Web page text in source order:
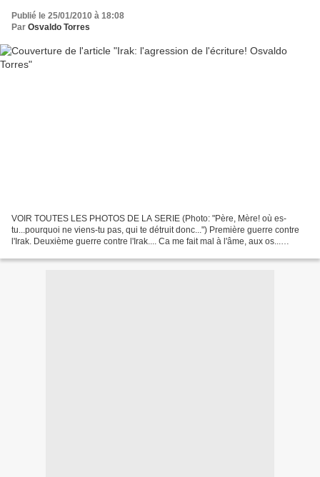
Publié le 25/01/2010 à 18:08
Par Osvaldo Torres
VOIR TOUTES LES PHOTOS DE LA SERIE (Photo: "Père, Mère! où es-
tu...pourquoi ne viens-tu pas, qui te détruit donc...") Première guerre contre
l'Irak. Deuxième guerre contre l'Irak.... Ca me fait mal à l'âme, aux os...